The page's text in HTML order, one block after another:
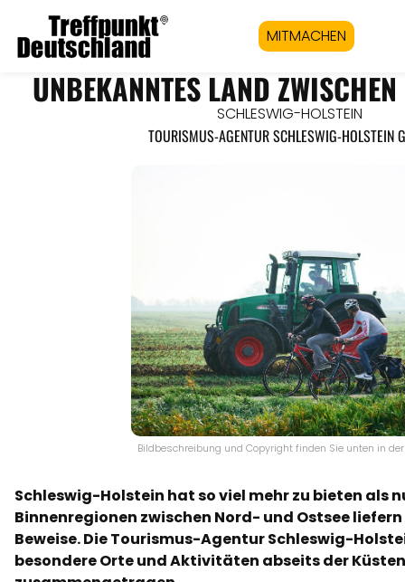
MITMACHEN
UNBEKANNTES LAND
SCHLESWIG-HOLSTEIN
TOURISMUS-AGENTUR SCHLESWIG-HOLSTEIN
Bildbeschreibung und Copyright finden Sie unten in der
Schleswig-Holstein hat so viel mehr zu bieten als
Binnenregionen zwischen Nord- und Ostsee
Beweise. Die Tourismus-Agentur Schleswig-
besondere Orte und Aktivitäten abseits der Küsten